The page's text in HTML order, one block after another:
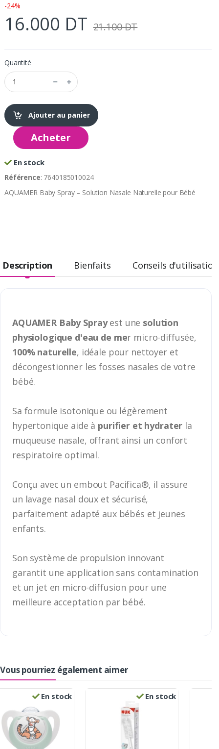
-24%
16.000 DT 21.100 DT
Quantité
Ajouter au panier
Acheter
En stock
Référence: 7640185010024
AQUAMER Baby Spray – Solution Nasale Naturelle pour Bébé
Description Bienfaits Conseils d'utilisation
AQUAMER Baby Sprayest une solution
physiologique d'eau de mer micro-diffusée,
100% naturelle, idéale pour nettoyer et
décongestionner les fosses nasales de votre
bébé.
Sa formule isotonique ou légèrement
hypertonique aide à purifier et hydrater la
muqueuse nasale, offrant ainsi un confort
respiratoire optimal.
Conçu avec un embout Pacifica®, il assure
un lavage nasal doux et sécurisé,
parfaitement adapté aux bébés et jeunes
enfants.
Son système de propulsion innovant
garantit une application sans contamination
et un jet en micro-diffusion pour une
meilleure acceptation par bébé.
Vous pourriez également aimer
En stock En stock